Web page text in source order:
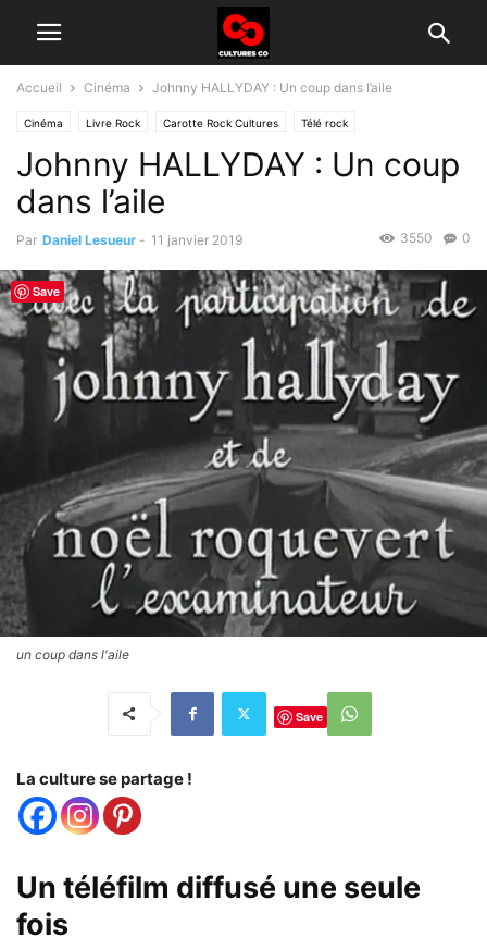
Accueil Cinéma Johnny HALLYDAY : Un coup dans l’aile
Cinéma Livre Rock Carotte Rock Cultures Télé rock
Johnny HALLYDAY : Un coup
dans l’aile
Par Daniel Lesueur - 11 janvier 2019 0
3550
un coup dans l'aile
Save
La culture se partage !
Un téléfilm diffusé une seule
fois
Save